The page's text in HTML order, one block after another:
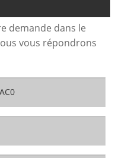
demande dans le
vous répondrons